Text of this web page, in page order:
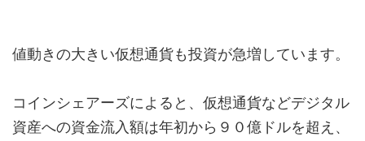
値動きの大きい仮想通貨も投資が急増しています。
コインシェアーズによると、仮想通貨などデジタル
資産への資金流入額は年初から９０億ドルを超え、